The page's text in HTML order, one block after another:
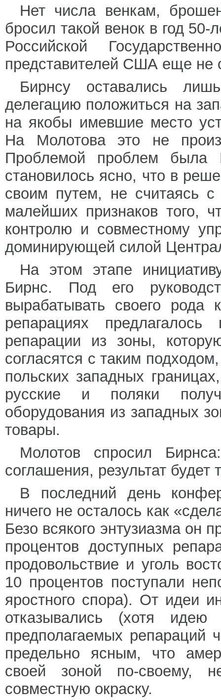
Нет числа венкам,
бросил такой венок в год
Российской
представителей США еще не
Бирнсу оставались
делегацию положиться на
на якобы имевшие место
На Молотова это не
Проблемой проблем была
становилось ясно, что в
своим путем, не считаясь
малейших признаков того,
контролю и совместному
доминирующей силой
На этом этапе
Бирнс. Под его
вырабатывать своего
репарациях
репарации из зоны,
согласятся с таким
польских западных
русские и поляки
оборудования из западных
товары.
Молотов спросил
соглашения, результат
В последний день
ничего не осталось как
Безо всякого энтузиазма он
процентов доступных
продовольствие и уголь
10 процентов поступали
яростного спора). От идеи
отказывались (хотя
предполагаемых репараций
предельно ясным, что
своей зоной по-своему,
совместную окраску.